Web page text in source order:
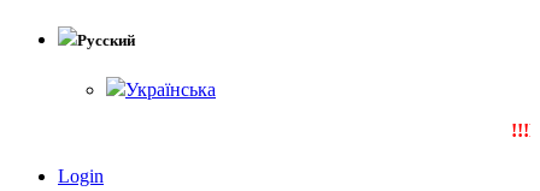
Русский
Українська
Login